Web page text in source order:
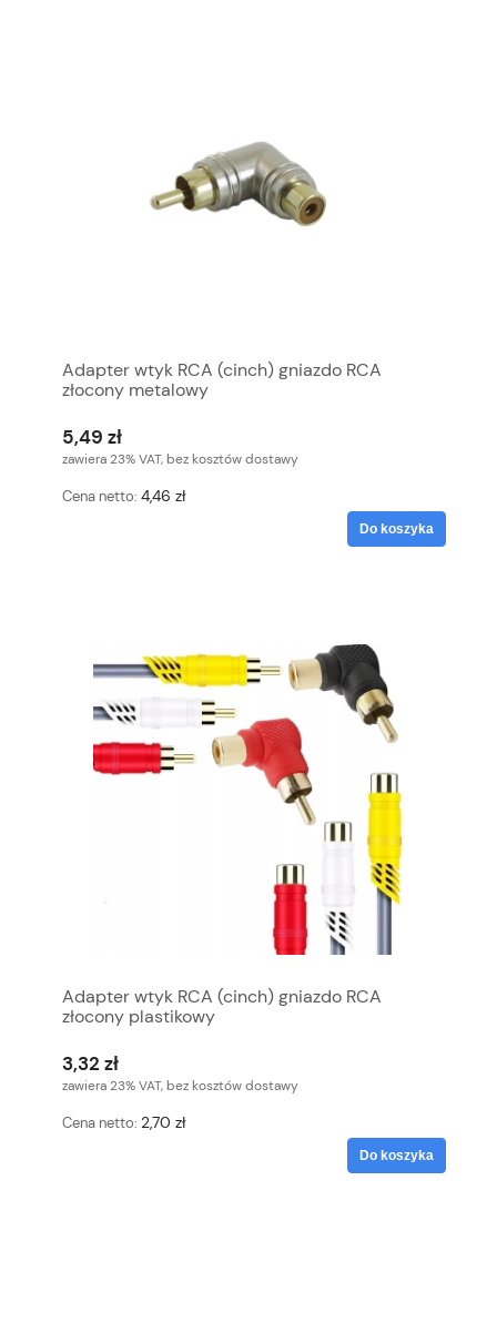
Adapter wtyk RCA (cinch) gniazdo RCA
złocony metalowy
5,49 zł
zawiera 23% VAT, bez kosztów dostawy
Cena netto: 4,46 zł
Do koszyka
Adapter wtyk RCA (cinch) gniazdo RCA
złocony plastikowy
3,32 zł
zawiera 23% VAT, bez kosztów dostawy
Cena netto: 2,70 zł
Do koszyka